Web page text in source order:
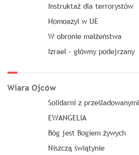
Instruktaż dla terrorystów
Homoazyl w UE
W obronie małżeństwa
Izrael – główny podejrzany
Wiara Ojców
Solidarni z prześladowanymi
EWANGELIA
Bóg jest Bogiem żywych
Niszczą świątynie